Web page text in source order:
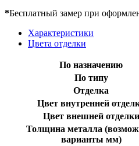
*Бесплатный замер при
Характеристики
Цвета отделки
По назначению
По типу
Отделка
Цвет внутренней
Цвет внешней отделки
Толщина металла
варианты мм)